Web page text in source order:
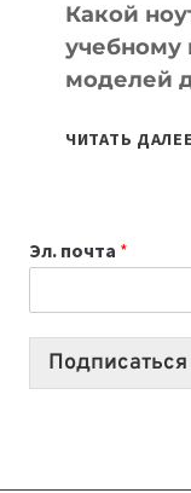
Какой
учебному
моделей
ЧИТАТЬ ДАЛЕЕ
Эл. почта *
Подписаться